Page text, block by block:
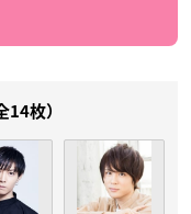
14枚）